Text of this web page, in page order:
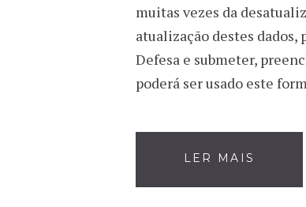
muitas vezes da
atualização destes dados,
Defesa e submeter,
poderá ser usado este
LER MAIS